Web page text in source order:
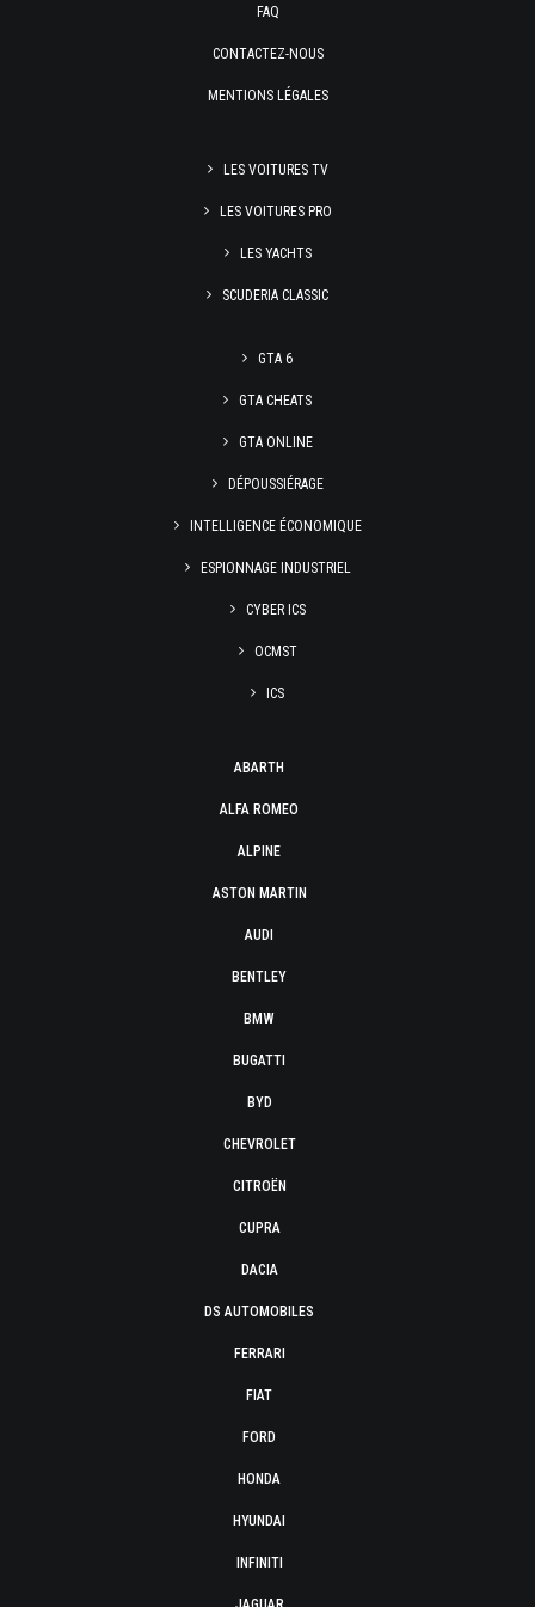
FAQ
CONTACTEZ-NOUS
MENTIONS LÉGALES
LES VOITURES TV
LES VOITURES PRO
LES YACHTS
SCUDERIA CLASSIC
GTA 6
GTA CHEATS
GTA ONLINE
DÉPOUSSIÉRAGE
INTELLIGENCE ÉCONOMIQUE
ESPIONNAGE INDUSTRIEL
CYBER ICS
OCMST
ICS
ABARTH
ALFA ROMEO
ALPINE
ASTON MARTIN
AUDI
BENTLEY
BMW
BUGATTI
BYD
CHEVROLET
CITROËN
CUPRA
DACIA
DS AUTOMOBILES
FERRARI
FIAT
FORD
HONDA
HYUNDAI
INFINITI